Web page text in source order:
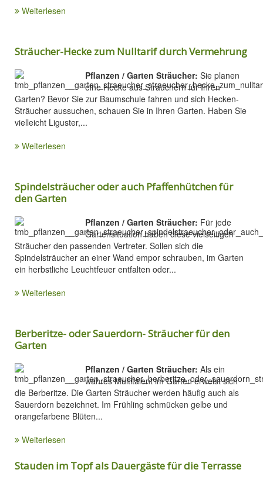
Weiterlesen
Sträucher-Hecke zum Nulltarif durch Vermehrung
Pflanzen / Garten Sträucher: Sie planen
eine Hecke aus Sträuchern für Ihren
Garten? Bevor Sie zur Baumschule fahren und sich Hecken-
Sträucher aussuchen, schauen Sie in Ihren Garten. Haben Sie
vielleicht Liguster,...
Weiterlesen
Spindelsträucher oder auch Pfaffenhütchen für
den Garten
Pflanzen / Garten Sträucher: Für jede
Gartensituation haben diese vielseitigen
Sträucher den passenden Vertreter. Sollen sich die
Spindelsträucher an einer Wand empor schrauben, im Garten
ein herbstliche Leuchtfeuer entfalten oder...
Weiterlesen
Berberitze- oder Sauerdorn- Sträucher für den
Garten
Pflanzen / Garten Sträucher: Als ein
wahres Multitalent im Garten erweist sich
die Berberitze. Die Garten Sträucher werden häufig auch als
Sauerdorn bezeichnet. Im Frühling schmücken gelbe und
orangefarbene Blüten...
Weiterlesen
Stauden im Topf als Dauergäste für die Terrasse